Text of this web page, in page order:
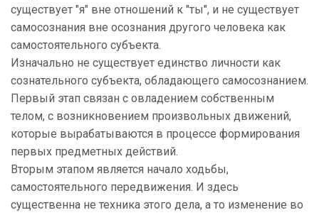
существует "я" вне отношений к "ты", и не существует
самосознания вне осознания другого человека как
самостоятельного субъекта.
Изначально не существует единство личности как
сознательного субъекта, обладающего самосознанием.
Первый этап связан с овладением собственным
телом, с возникновением произвольных движений,
которые вырабатываются в процессе формирования
первых предметных действий.
Вторым этапом является начало ходьбы,
самостоятельного передвижения. И здесь
существенна не техника этого дела, а то изменение во